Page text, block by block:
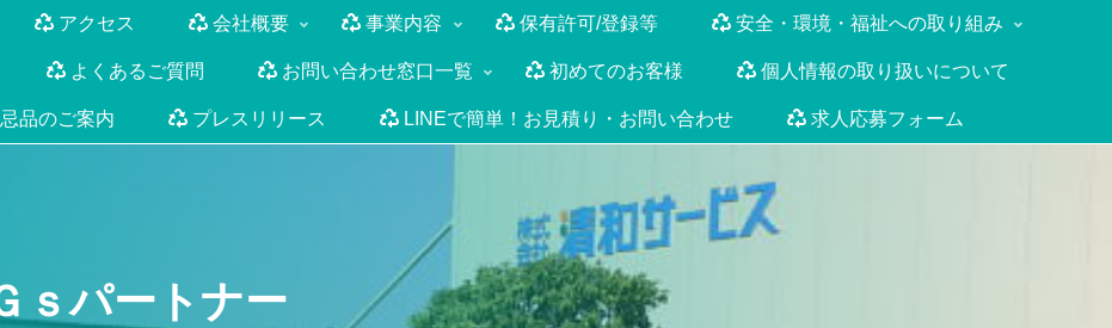
アクセス 会社概要 事業内容 保有許可/登録等 安全・環境・福祉への取り組み
よくあるご質問 お問い合わせ窓口一覧 初めてのお客様 個人情報の取り扱いについて
品のご案内 プレスリリース LINEで簡単！お見積り・お問い合わせ 求人応募フォーム
ｓパートナー